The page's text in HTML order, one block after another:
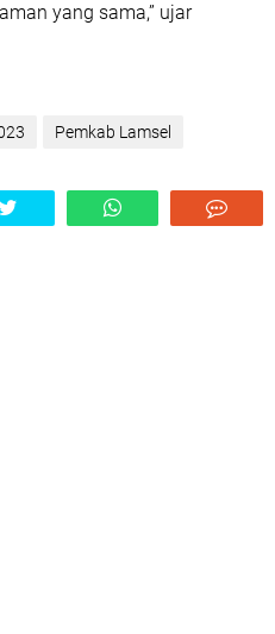
yang sama,” ujar
Pemkab Lamsel